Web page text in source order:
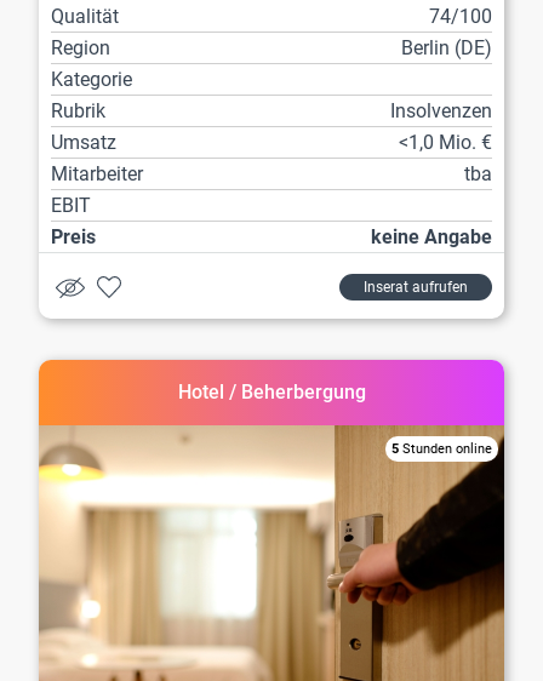
Qualität
74/100
Region
Berlin (DE)
Kategorie
Rubrik
Insolvenzen
Umsatz
<1,0 Mio. €
Mitarbeiter
tba
EBIT
Preis
keine Angabe
Inserat aufrufen
Hotel / Beherbergung
5 Stunden online